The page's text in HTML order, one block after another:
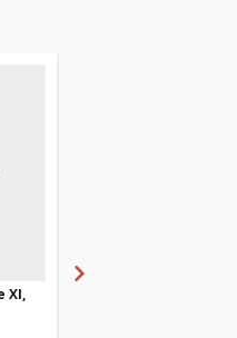
XI,